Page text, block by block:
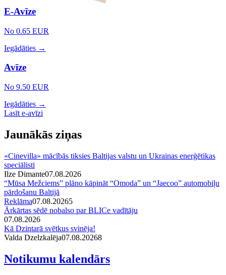
E-Avīze
No 0.65 EUR
Iegādāties →
Avīze
No 9.50 EUR
Iegādāties →
Lasīt e-avīzi
Jaunākās ziņas
«Cinevilla» mācībās tiksies Baltijas valstu un Ukrainas enerģētikas
speciālisti
Ilze Dimante07.08.2026
“Mūsa Mežciems” plāno kāpināt “Omoda” un “Jaecoo” automobiļu
pārdošanu Baltijā
Reklāma07.08.20265
Ārkārtas sēdē nobalso par BLICe vadītāju
07.08.2026
Kā Dzintarā svētkus svinēja!
Valda Dzelzkalēja07.08.20268
Notikumu kalendārs